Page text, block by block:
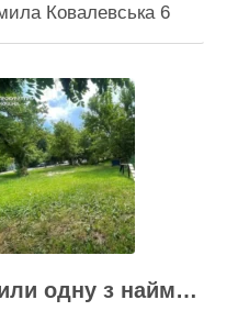
Ковалевська 6
навколо
розуміє обурення
але наполягає на
теплом понад 400
У центрі Києва викрили одну з наймасштабніших туалетних схем з фіктивним будинком